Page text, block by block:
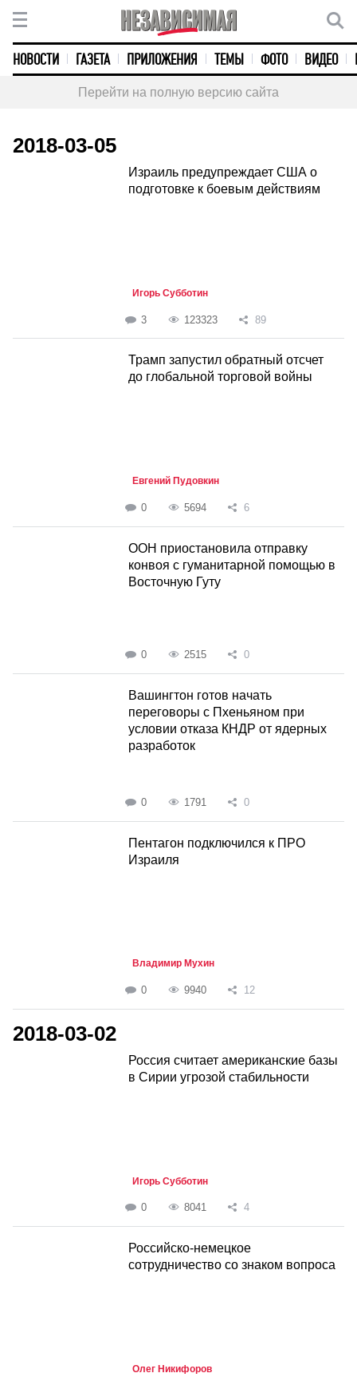
НОВОСТИ ГАЗЕТА ПРИЛОЖЕНИЯ ТЕМЫ ФОТО ВИДЕО
Перейти на полную версию сайта
2018-03-05
Израиль предупреждает США о
подготовке к боевым действиям
Игорь Субботин
3 123323 89
Трамп запустил обратный отсчет
до глобальной торговой войны
Евгений Пудовкин
0 5694 6
ООН приостановила отправку
конвоя с гуманитарной помощью в
Восточную Гуту
0 2515 0
Вашингтон готов начать
переговоры с Пхеньяном при
условии отказа КНДР от ядерных
разработок
0 1791 0
Пентагон подключился к ПРО
Израиля
Владимир Мухин
0 9940 12
2018-03-02
Россия считает американские базы
в Сирии угрозой стабильности
Игорь Субботин
0 8041 4
Российско-немецкое
сотрудничество со знаком вопроса
Олег Никифоров